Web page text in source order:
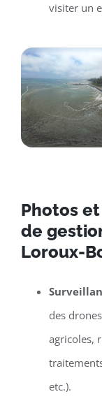
visiter un
Photos
de
Loroux-
des
agricoles,
etc.).